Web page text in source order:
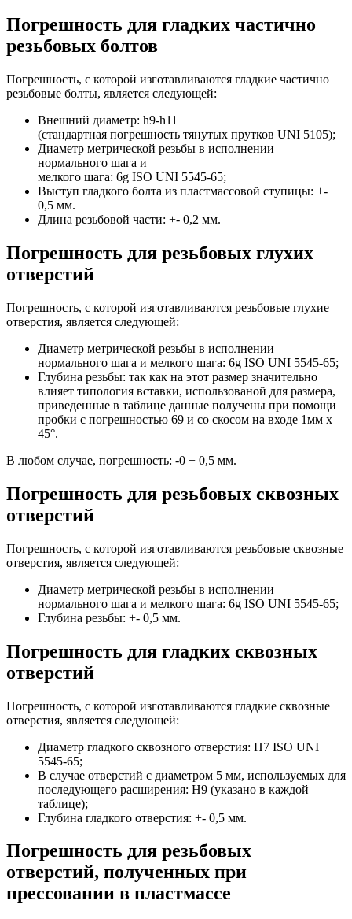
Погрешность для гладких частично
резьбовых болтов
Погрешность, с которой изготавливаются гладкие частично
резьбовые болты, является следующей:
Внешний диаметр: h9-h11
(стандартная погрешность тянутых прутков UNI 5105);
Диаметр метрической резьбы в исполнении
нормального шага и
мелкого шага: 6g ISO UNI 5545-65;
Выступ гладкого болта из пластмассовой ступицы: +-
0,5 мм.
Длина резьбовой части: +- 0,2 мм.
Погрешность для резьбовых глухих
отверстий
Погрешность, с которой изготавливаются резьбовые глухие
отверстия, является следующей:
Диаметр метрической резьбы в исполнении
нормального шага и мелкого шага: 6g ISO UNI 5545-65;
Глубина резьбы: так как на этот размер значительно
влияет типология вставки, использованой для размера,
приведенные в таблице данные получены при помощи
пробки с погрешностью 69 и со скосом на входе 1мм х
45°.
В любом случае, погрешность: -0 + 0,5 мм.
Погрешность для резьбовых сквозных
отверстий
Погрешность, с которой изготавливаются резьбовые сквозные
отверстия, является следующей:
Диаметр метрической резьбы в исполнении
нормального шага и мелкого шага: 6g ISO UNI 5545-65;
Глубина резьбы: +- 0,5 мм.
Погрешность для гладких сквозных
отверстий
Погрешность, с которой изготавливаются гладкие сквозные
отверстия, является следующей:
Диаметр гладкого сквозного отверстия: H7 ISO UNI
5545-65;
В случае отверстий с диаметром 5 мм, используемых для
последующего расширения: H9 (указано в каждой
таблице);
Глубина гладкого отверстия: +- 0,5 мм.
Погрешность для резьбовых
отверстий, полученных при
прессовании в пластмассе